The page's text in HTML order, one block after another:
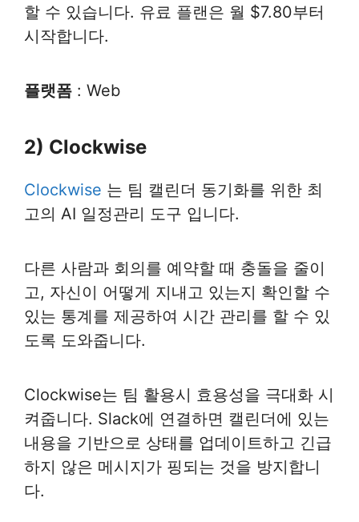
할 수 있습니다. 유료 플랜은 월 $7.80부터
시작합니다.
플랫폼 : Web
2) Clockwise
Clockwise 는 팀 캘린더 동기화를 위한 최
고의 AI 일정관리 도구 입니다.
다른 사람과 회의를 예약할 때 충돌을 줄이
고, 자신이 어떻게 지내고 있는지 확인할 수
있는 통계를 제공하여 시간 관리를 할 수 있
도록 도와줍니다.
Clockwise는 팀 활용시 효용성을 극대화 시
켜줍니다. Slack에 연결하면 캘린더에 있는
내용을 기반으로 상태를 업데이트하고 긴급
하지 않은 메시지가 핑되는 것을 방지합니
다.